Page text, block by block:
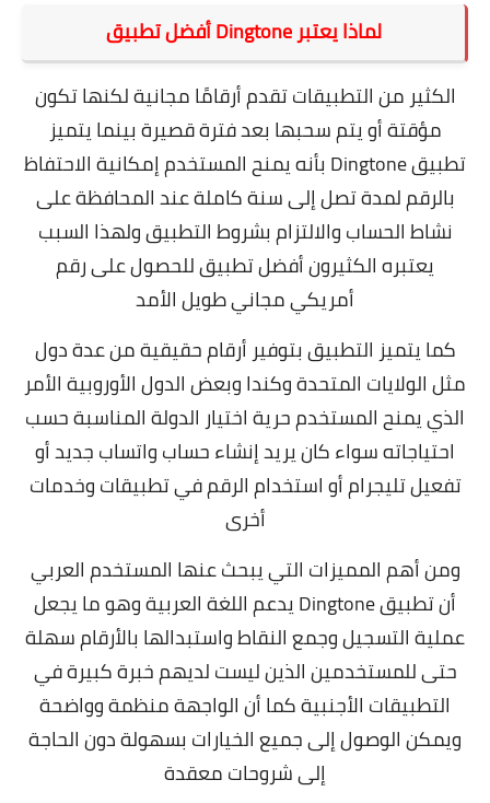
لماذا يعتبر Dingtone أفضل تطبيق
الكثير من التطبيقات تقدم أرقامًا مجانية لكنها تكون
مؤقتة أو يتم سحبها بعد فترة قصيرة بينما يتميز
تطبيق Dingtone بأنه يمنح المستخدم إمكانية الاحتفاظ
بالرقم لمدة تصل إلى سنة كاملة عند المحافظة على
نشاط الحساب والالتزام بشروط التطبيق ولهذا السبب
يعتبره الكثيرون أفضل تطبيق للحصول على رقم
أمريكي مجاني طويل الأمد
كما يتميز التطبيق بتوفير أرقام حقيقية من عدة دول
مثل الولايات المتحدة وكندا وبعض الدول الأوروبية الأمر
الذي يمنح المستخدم حرية اختيار الدولة المناسبة حسب
احتياجاته سواء كان يريد إنشاء حساب واتساب جديد أو
تفعيل تليجرام أو استخدام الرقم في تطبيقات وخدمات
أخرى
ومن أهم المميزات التي يبحث عنها المستخدم العربي
أن تطبيق Dingtone يدعم اللغة العربية وهو ما يجعل
عملية التسجيل وجمع النقاط واستبدالها بالأرقام سهلة
حتى للمستخدمين الذين ليست لديهم خبرة كبيرة في
التطبيقات الأجنبية كما أن الواجهة منظمة وواضحة
ويمكن الوصول إلى جميع الخيارات بسهولة دون الحاجة
إلى شروحات معقدة